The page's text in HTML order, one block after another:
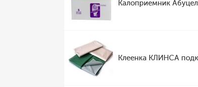
Калоприемник
Клеенка КЛИНСА